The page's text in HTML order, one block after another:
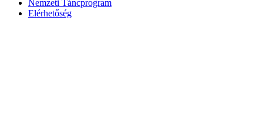
Nemzeti Táncprogram
Elérhetőség